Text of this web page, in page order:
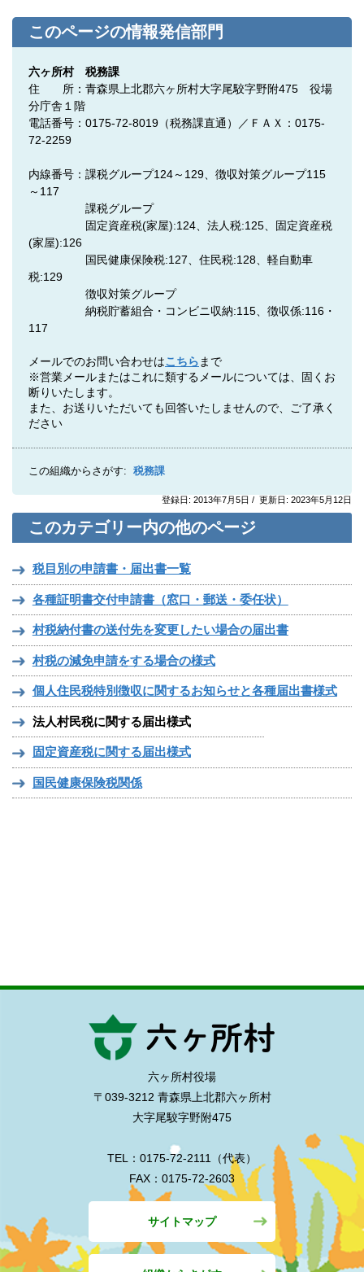
このページの情報発信部門
六ヶ所村 税務課
住 所：青森県上北郡六ヶ所村大字尾駮字野附475 役場
分庁舎１階
電話番号：0175-72-8019（税務課直通）／ＦＡＸ：0175-
72-2259
内線番号：課税グループ124～129、徴収対策グループ115
～117
課税グループ
固定資産税(家屋):124、法人税:125、固定資産税
(家屋):126
国民健康保険税:127、住民税:128、軽自動車
税:129
徴収対策グループ
納税貯蓄組合・コンビニ収納:115、徴収係:116・
117
メールでのお問い合わせはこちら まで
※営業メールまたはこれに類するメールについては、固くお
断りいたします。
また、お送りいただいても回答いたしませんので、ご了承く
ださい
この組織からさがす: 税務課
登録日: 2013年7月5日 / 更新日: 2023年5月12日
このカテゴリー内の他のページ
税目別の申請書・届出書一覧
各種証明書交付申請書（窓口・郵送・委任状）
村税納付書の送付先を変更したい場合の届出書
村税の減免申請をする場合の様式
個人住民税特別徴収に関するお知らせと各種届出書様式
法人村民税に関する届出様式
固定資産税に関する届出様式
国民健康保険税関係
六ヶ所村役場
〒039-3212 青森県上北郡六ヶ所村
大字尾駮字野附475
TEL：0175-72-2111（代表）
FAX：0175-72-2603
サイトマップ